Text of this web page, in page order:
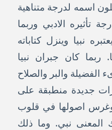
اسمه لدرجة متناهية
تأثيره الادبي وربما
نبيا وينزل كتاباته
ربما كان جبران نبيا
والبر والصلاح
جديدة منطبقة على
اصولها في قلوب
المعنى نبي. وما ذلك